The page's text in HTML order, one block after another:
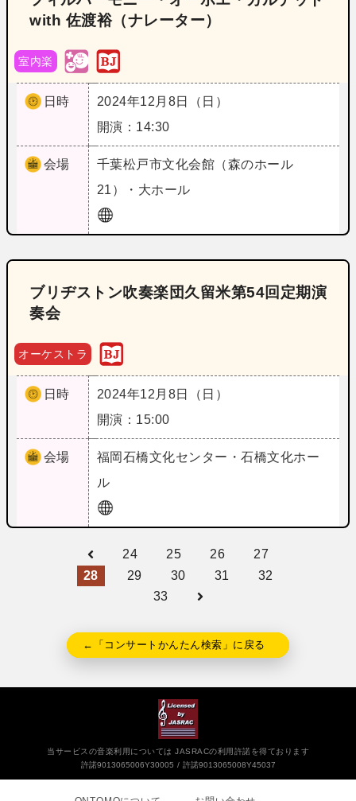
with 佐渡裕（ナレーター）
室内楽
日時
2024年12月8日（日）
開演：14:30
会場 千葉松戸市文化会館（森のホール
21）・大ホール
ブリヂストン吹奏楽団久留米第54回定期演
奏会
オーケストラ
日時
2024年12月8日（日）
開演：15:00
会場 福岡石橋文化センター・石橋文化ホー
ル
24 25 26
27
28
29 30 31
32
33
←「コンサートかんたん検索」に戻る
当サービスの音楽利用については JASRACの利用許諾を得ております
許諾9013065006Y30005
許諾9013065008Y45037